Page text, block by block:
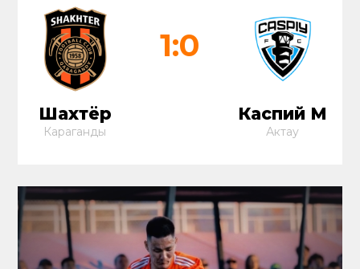
Шахтёр
Караганды
1:0
Каспий М
Актау